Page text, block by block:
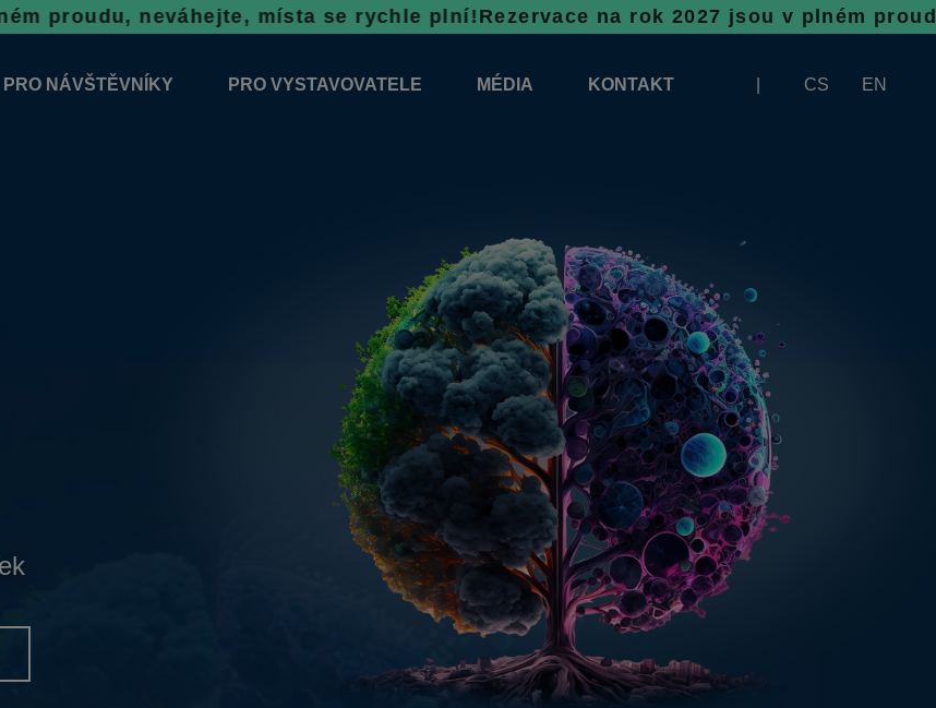
místa se rychle plní!Rezervace na rok 2027 jsou v plném proudu,
PRO NÁVŠTĚVNÍKY PRO VYSTAVOVATELE MÉDIA
ZÁŠTITY VÝSTAVY INFOTHERMA
FOTOGALERIE
KONTAKT CS EN